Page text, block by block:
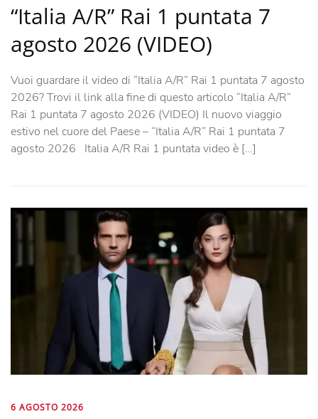
“Italia A/R” Rai 1 puntata 7
agosto 2026 (VIDEO)
Vuoi guardare il video di “Italia A/R” Rai 1 puntata 7 agosto
2026? Trovi il link alla fine di questo articolo “Italia A/R”
Rai 1 puntata 7 agosto 2026 (VIDEO) Il nuovo viaggio
estivo nel cuore del Paese – “Italia A/R” Rai 1 puntata 7
agosto 2026 Italia A/R Rai 1 puntata video è […]
6 AGOSTO 2026